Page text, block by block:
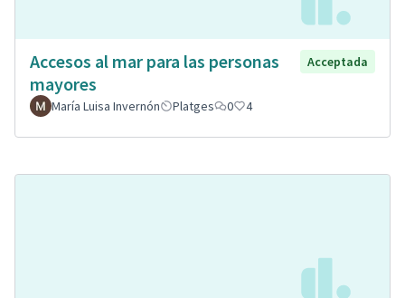
Accesos al mar para las personas
mayores
Acceptada
María Luisa Invernón Platges 0 4